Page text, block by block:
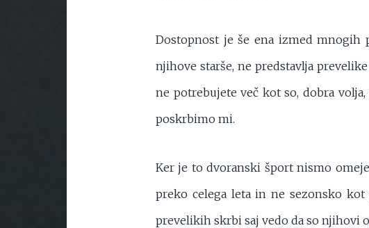
Dostopnost je še ena izmed mnogih
njihove starše, ne predstavlja
ne potrebujete več kot so, dobra
poskrbimo mi.
Ker je to dvoranski šport nismo
preko celega leta in ne sezonsko
prevelikih skrbi saj vedo da so njihovi